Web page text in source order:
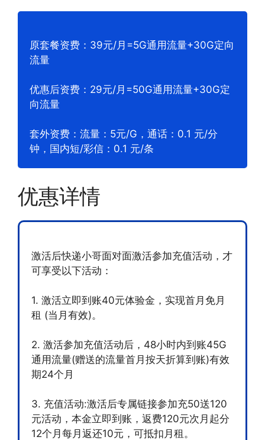
原套餐资费：39元/月=5G通用流量+30G定向
流量
优惠后资费：29元/月=50G通用流量+30G定
向流量
套外资费：流量：5元/G，通话：0.1 元/分
钟，国内短/彩信：0.1 元/条
优惠详情
激活后快递小哥面对面激活参加充值活动，才
可享受以下活动：
1. 激活立即到账40元体验金，实现首月免月
租 (当月有效)。
2. 激活参加充值活动后，48小时内到账45G
通用流量(赠送的流量首月按天折算到账)有效
期24个月
3. 充值活动:激活后专属链接参加充50送120
元活动，本金立即到账，返费120元次月起分
12个月每月返还10元，可抵扣月租。